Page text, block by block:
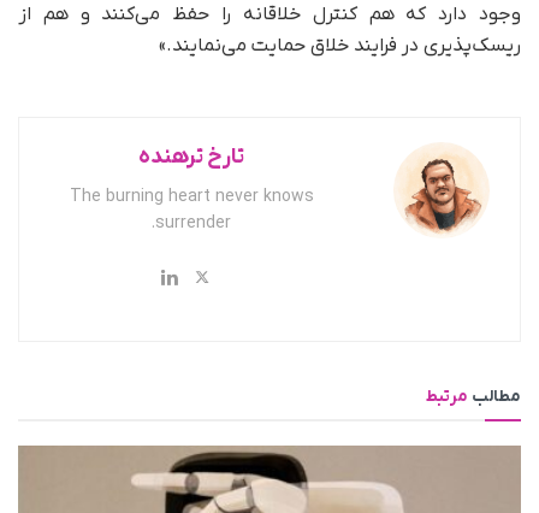
وجود دارد که هم کنترل خلاقانه را حفظ می‌کنند و هم از
ریسک‌پذیری در فرایند خلاق حمایت می‌نمایند.»
تارخ ترهنده
The burning heart never knows
surrender.
مطالب مرتبط